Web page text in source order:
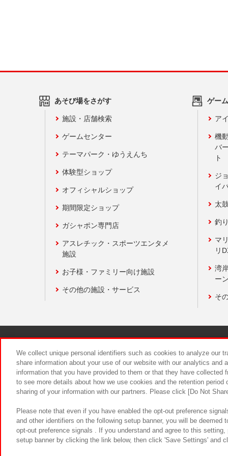
あそび場をさがす
施設・店舗検索
ゲームセンター
テーマパーク・ゆうえんち
体験型ショップ
オフィシャルショップ
期間限定ショップ
ガシャポン専門店
アスレチック・スポーツエンタメ
施設
お子様・ファミリー向け施設
その他の施設・サービス
ゲー
ア
機
バ
ト
ジ
イ
太
釣
マ
リ
湾
ー
そ
食品のご
We collect unique personal identifiers such as cookies to analyze our
share information about your use of our website with our analytics and
information that you have provided to them or that they have
to see more details about how we use cookies and the retention
sharing of your information with our partners. Please click [Do Not
Please note that even if you have enabled the opt-out preference
and other identifiers on the following setup banner, you will be
opt-out preference signals . If you understand and agree to this
setup banner by clicking the link below, then click 'Save Settings' and